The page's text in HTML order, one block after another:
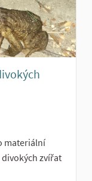
materiální
zvířat